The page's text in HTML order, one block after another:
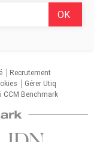
Recrutement
Gérer Utiq
CCM Benchmark